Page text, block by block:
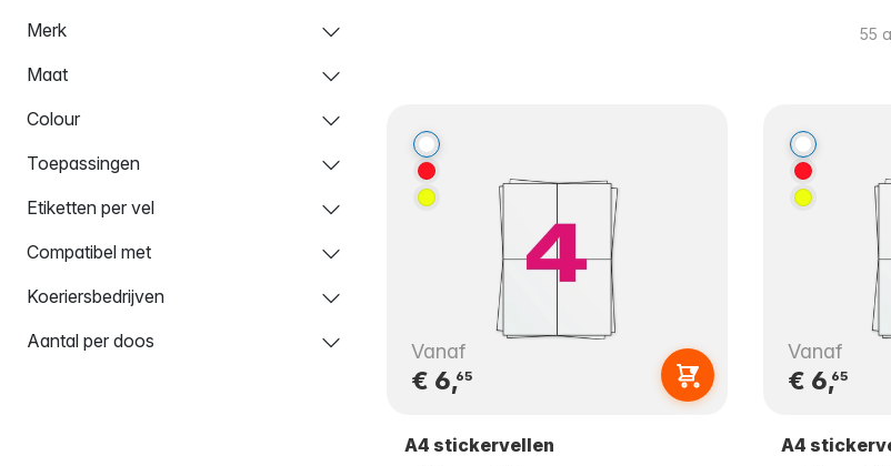
Merk
Maat
Colour
Toepassingen
Etiketten per vel
Compatibel met
Koeriersbedrijven
Aantal per doos
55
Vanaf
€ 6,65
A4 stickervellen
Vanaf
€ 6,65
A4